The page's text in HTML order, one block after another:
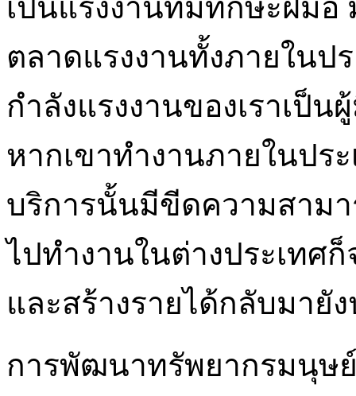
เป็นแรงงานที่มีทักษะฝีมื
ตลาดแรงงานทั้งภายในป
กำลังแรงงานของเราเป็
หากเขาทำงานภายในปร
บริการนั้นมีขีดความสาม
ไปทำงานในต่างประเทศ
และสร้างรายได้กลับมายัง
การพัฒนาทรัพยากรมนุษ